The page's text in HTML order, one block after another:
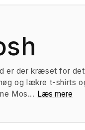
er der kræset for
og lækre t-shirts
Mos... Læs mere